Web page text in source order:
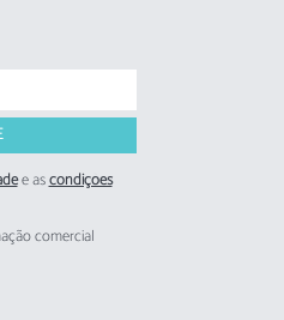
bem localizado.
de Loulé em vigor
2024, deverá cobrada
turísticos e
local aos
e ascondições
comercial